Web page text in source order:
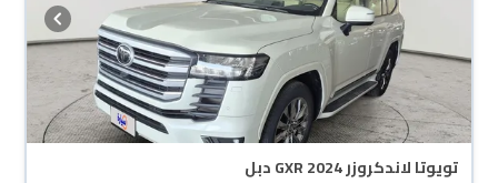
تويوتا لاندكروزر GXR 2024 دبل